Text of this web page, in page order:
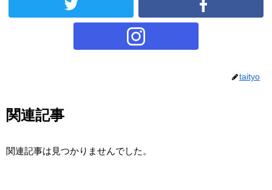
taityo
関連記事
関連記事は見つかりませんでした。